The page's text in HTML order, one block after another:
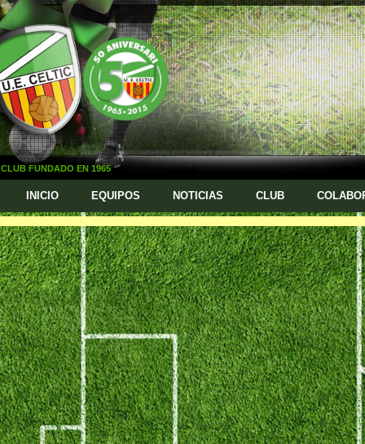
CLUB FUNDADO EN 1965
INICIO EQUIPOS NOTICIAS CLUB